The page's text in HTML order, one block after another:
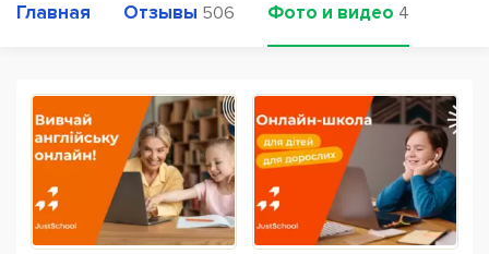
Главная Отзывы 506 Фото и видео 4